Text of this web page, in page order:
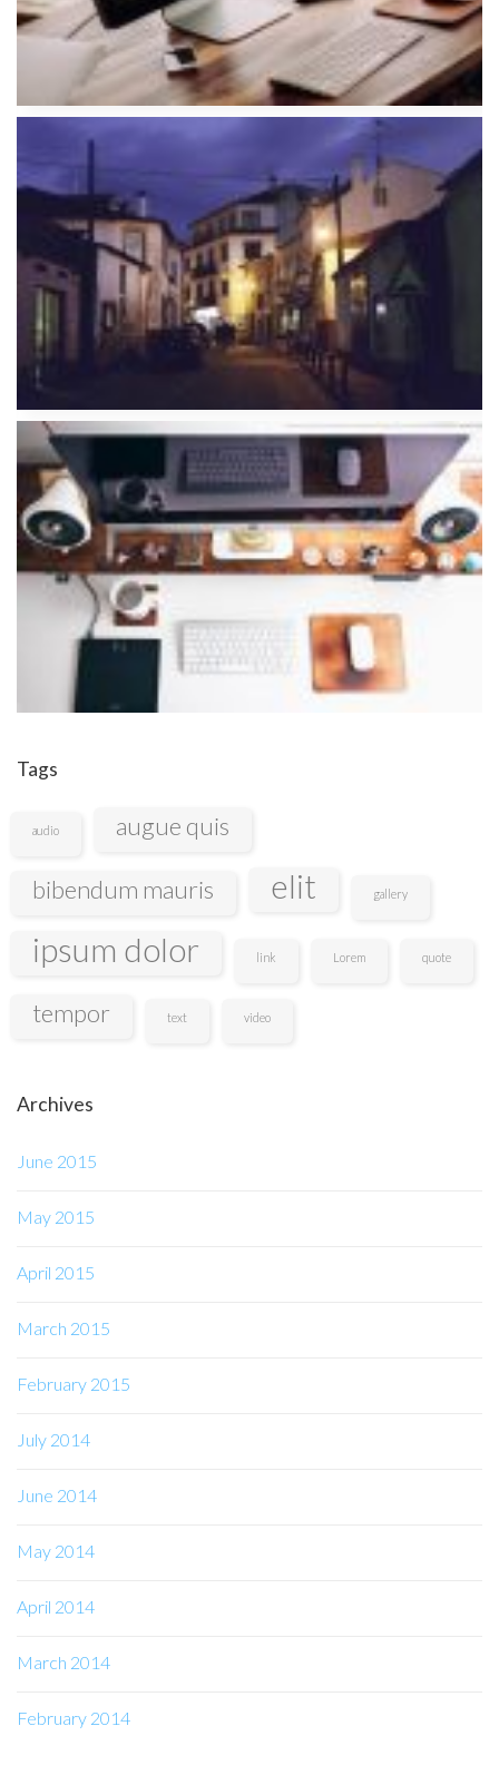
Tags
audio augue quis
bibendum mauris elit gallery
ipsum dolor link Lorem quote
tempor text video
Archives
June 2015
May 2015
April 2015
March 2015
February 2015
July 2014
June 2014
May 2014
April 2014
March 2014
February 2014